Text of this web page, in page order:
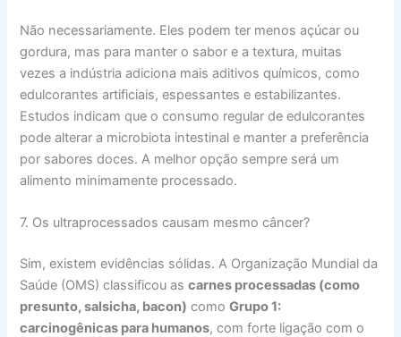
Não necessariamente. Eles podem ter menos açúcar ou
gordura, mas para manter o sabor e a textura, muitas
vezes a indústria adiciona mais aditivos químicos, como
edulcorantes artificiais, espessantes e estabilizantes.
Estudos indicam que o consumo regular de edulcorantes
pode alterar a microbiota intestinal e manter a preferência
por sabores doces. A melhor opção sempre será um
alimento minimamente processado.
7. Os ultraprocessados causam mesmo câncer?
Sim, existem evidências sólidas. A Organização Mundial da
Saúde (OMS) classificou ascarnes processadas (como
presunto, salsicha, bacon) comoGrupo 1:
carcinogênicas para humanos, com forte ligação com o